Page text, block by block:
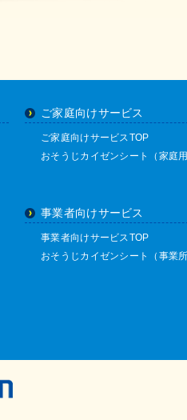
ご家庭向けサービス
ご家庭向けサービスTOP
おそうじカイゼンシート（家庭
事業者向けサービス
事業者向けサービスTOP
おそうじカイゼンシート（事業